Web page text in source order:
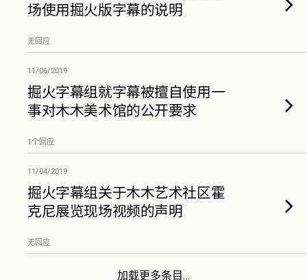
场使用掘火版字幕的说明
无回应
11/06/2019
掘火字幕组就字幕被擅自使用一
事对木木美术馆的公开要求
1个回应
11/04/2019
掘火字幕组关于木木艺术社区霍
克尼展览现场视频的声明
无回应
加载更多条目…